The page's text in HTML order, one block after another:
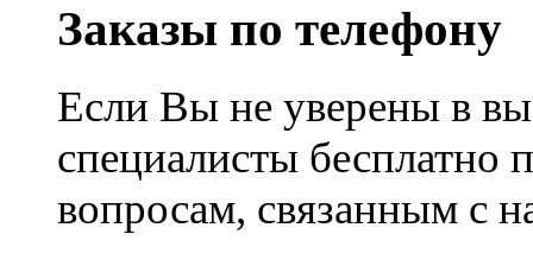
Заказы по телефону
Если Вы не уверены в
специалисты
вопросам, связанным с